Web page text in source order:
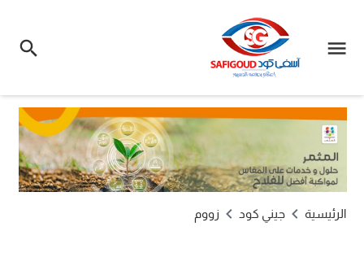
الرئيسية جيني كود زووم